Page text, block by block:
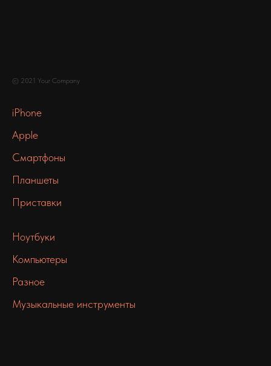
© 2021 Your Company
iPhone
Apple
Смартфоны
Планшеты
Приставки
Ноутбуки
Компьютеры
Разное
Музыкальные инструменты